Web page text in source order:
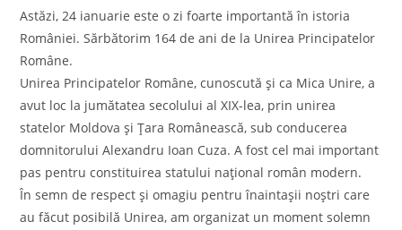
Astăzi, 24 ianuarie este o zi foarte importantă în istoria
României. Sărbătorim 164 de ani de la Unirea Principatelor
Române.
Unirea Principatelor Române, cunoscută și ca Mica Unire, a
avut loc la jumătatea secolului al XIX-lea, prin unirea
statelor Moldova și Țara Românească, sub conducerea
domnitorului Alexandru Ioan Cuza. A fost cel mai important
pas pentru constituirea statului național român modern.
În semn de respect și omagiu pentru înaintașii noștri care
au făcut posibilă Unirea, am organizat un moment solemn